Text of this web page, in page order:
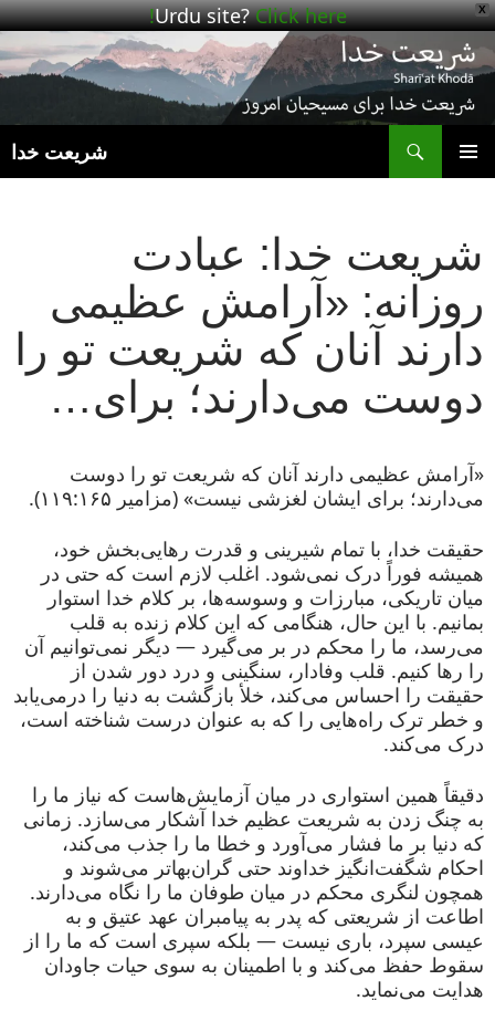
X
Urdu site?Click here!
شریعت خدا
شریعت خدا: عبادت
روزانه: «آرامش عظیمی
دارند آنان که شریعت تو را
دوست می‌دارند؛ برای…
«آرامش عظیمی دارند آنان که شریعت تو را دوست
می‌دارند؛ برای ایشان لغزشی نیست» (مزامیر ۱۱۹:۱۶۵).
حقیقت خدا، با تمام شیرینی و قدرت رهایی‌بخش خود،
همیشه فوراً درک نمی‌شود. اغلب لازم است که حتی در
میان تاریکی، مبارزات و وسوسه‌ها، بر کلام خدا استوار
بمانیم. با این حال، هنگامی که این کلام زنده به قلب
می‌رسد، ما را محکم در بر می‌گیرد — دیگر نمی‌توانیم آن
را رها کنیم. قلب وفادار، سنگینی و درد دور شدن از
حقیقت را احساس می‌کند، خلأ بازگشت به دنیا را درمی‌یابد
و خطر ترک راه‌هایی را که به عنوان درست شناخته است،
درک می‌کند.
دقیقاً همین استواری در میان آزمایش‌هاست که نیاز ما را
به چنگ زدن به شریعت عظیم خدا آشکار می‌سازد. زمانی
که دنیا بر ما فشار می‌آورد و خطا ما را جذب می‌کند،
احکام شگفت‌انگیز خداوند حتی گران‌بها‌تر می‌شوند و
همچون لنگری محکم در میان طوفان ما را نگاه می‌دارند.
اطاعت از شریعتی که پدر به پیامبران عهد عتیق و به
عیسی سپرد، باری نیست — بلکه سپری است که ما را از
سقوط حفظ می‌کند و با اطمینان به سوی حیات جاودان
هدایت می‌نماید.